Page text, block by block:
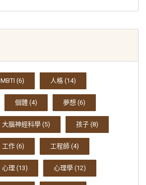
MBTI (6) 人格 (14)
個體 (4) 夢想 (6)
大腦神經科學 (5) 孩子 (8)
工作 (6) 工程師 (4)
心理 (13) 心理學 (12)